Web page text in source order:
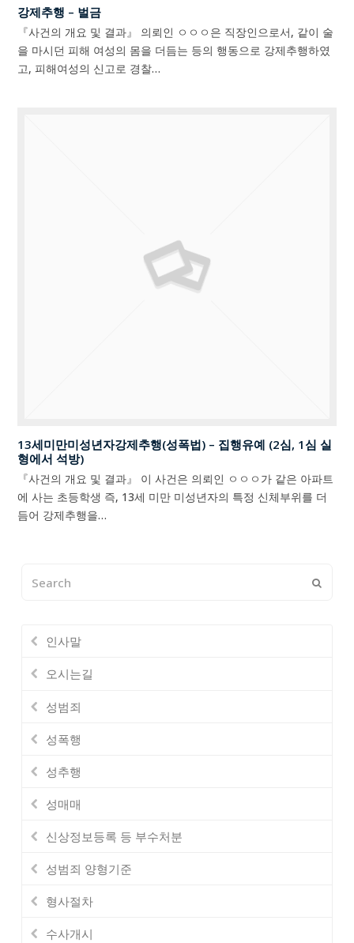
강제추행 – 벌금
『사건의 개요 및 결과』 의뢰인 ㅇㅇㅇ은 직장인으로서, 같이 술
을 마시던 피해 여성의 몸을 더듬는 등의 행동으로 강제추행하였
고, 피해여성의 신고로 경찰…
13세미만미성년자강제추행(성폭법) – 집행유예 (2심, 1심 실
형에서 석방)
『사건의 개요 및 결과』 이 사건은 의뢰인 ㅇㅇㅇ가 같은 아파트
에 사는 초등학생 즉, 13세 미만 미성년자의 특정 신체부위를 더
듬어 강제추행을…
인사말
오시는길
성범죄
성폭행
성추행
성매매
신상정보등록 등 부수처분
성범죄 양형기준
형사절차
수사개시